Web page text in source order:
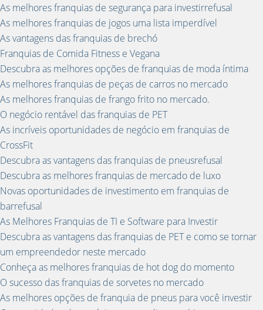
As melhores franquias de segurança para investirrefusal
As melhores franquias de jogos uma lista imperdível
As vantagens das franquias de brechó
Franquias de Comida Fitness e Vegana
Descubra as melhores opções de franquias de moda íntima
As melhores franquias de peças de carros no mercado
As melhores franquias de frango frito no mercado.
O negócio rentável das franquias de PET
As incríveis oportunidades de negócio em franquias de
CrossFit
Descubra as vantagens das franquias de pneusrefusal
Descubra as melhores franquias de mercado de luxo
Novas oportunidades de investimento em franquias de
barrefusal
As Melhores Franquias de TI e Software para Investir
Descubra as vantagens das franquias de PET e como se tornar
um empreendedor neste mercado
Conheça as melhores franquias de hot dog do momento
O sucesso das franquias de sorvetes no mercado
As melhores opções de franquia de pneus para você investir